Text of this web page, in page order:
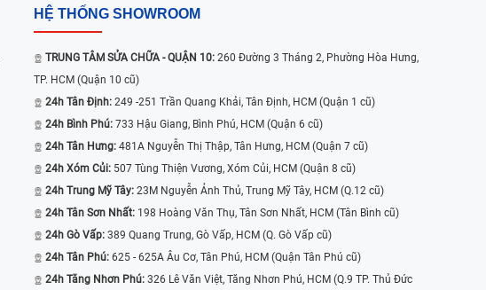
HỆ THỐNG SHOWROOM
TRUNG TÂM SỬA CHỮA - QUẬN 10: 260 Đường 3 Tháng 2, Phường Hòa Hưng,
TP. HCM (Quận 10 cũ)
24h Tân Định: 249 -251 Trần Quang Khải, Tân Định, HCM (Quận 1 cũ)
24h Bình Phú: 733 Hậu Giang, Bình Phú, HCM (Quận 6 cũ)
24h Tân Hưng: 481A Nguyễn Thị Thập, Tân Hưng, HCM (Quận 7 cũ)
24h Xóm Củi: 507 Tùng Thiện Vương, Xóm Củi, HCM (Quận 8 cũ)
24h Trung Mỹ Tây: 23M Nguyễn Ảnh Thủ, Trung Mỹ Tây, HCM (Q.12 cũ)
24h Tân Sơn Nhất: 198 Hoàng Văn Thụ, Tân Sơn Nhất, HCM (Tân Bình cũ)
24h Gò Vấp: 389 Quang Trung, Gò Vấp, HCM (Q. Gò Vấp cũ)
24h Tân Phú: 625 - 625A Âu Cơ, Tân Phú, HCM (Quận Tân Phú cũ)
24h Tăng Nhơn Phú: 326 Lê Văn Việt, Tăng Nhơn Phú, HCM (Q.9 TP. Thủ Đức